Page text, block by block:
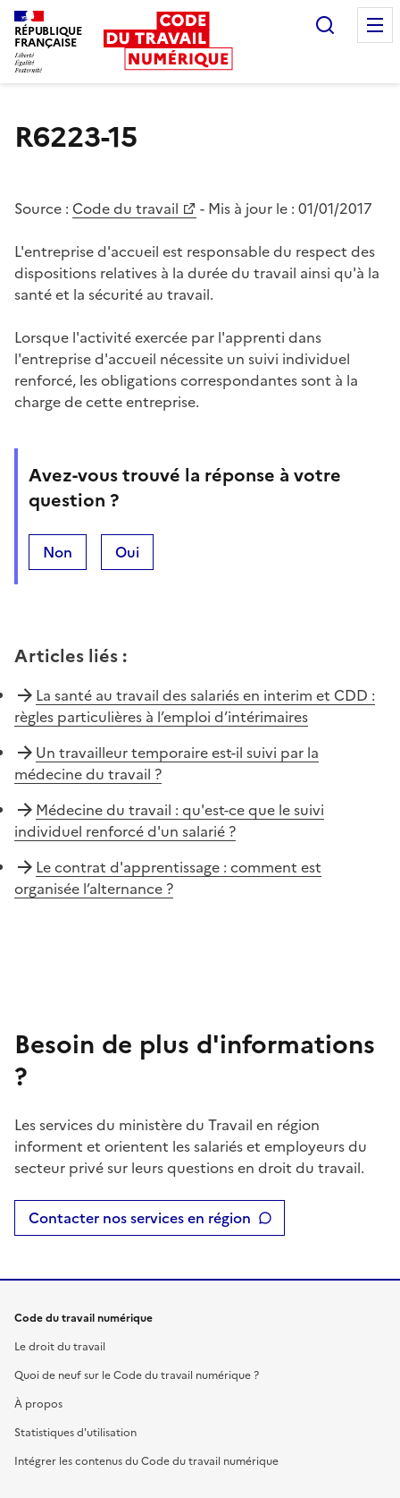
RÉPUBLIQUE
FRANÇAISE
R6223-15
Source : Code du travail - Mis à jour le : 01/01/2017
L'entreprise d'accueil est responsable du respect des
dispositions relatives à la durée du travail ainsi qu'à la
santé et la sécurité au travail.
Lorsque l'activité exercée par l'apprenti dans
l'entreprise d'accueil nécessite un suivi individuel
renforcé, les obligations correspondantes sont à la
charge de cette entreprise.
Avez-vous trouvé la réponse à votre
question ?
Non Oui
Articles liés :
La santé au travail des salariés en interim et CDD :
règles particulières à l’emploi d’intérimaires
Un travailleur temporaire est-il suivi par la
médecine du travail ?
Médecine du travail : qu'est-ce que le suivi
individuel renforcé d'un salarié ?
Le contrat d'apprentissage : comment est
organisée l’alternance ?
Besoin de plus d'informations
?
Les services du ministère du Travail en région
informent et orientent les salariés et employeurs du
secteur privé sur leurs questions en droit du travail.
Contacter nos services en région
Code du travail numérique
Le droit du travail
Quoi de neuf sur le Code du travail numérique ?
À propos
Statistiques d'utilisation
Intégrer les contenus du Code du travail numérique